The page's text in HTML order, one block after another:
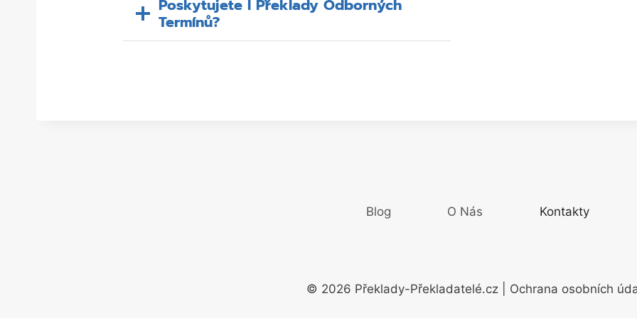
Poskytujete I Překlady Odborných
Termínů?
Blog O Nás Kontakty
© 2026 Překlady-Překladatelé.cz | Ochrana osobních